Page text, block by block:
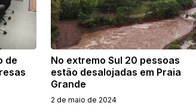
de
No extremo Sul 20 pessoas
estão desalojadas em Praia
Grande
2 de maio de 2024